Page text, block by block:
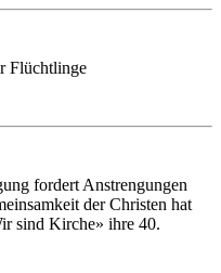
Flüchtlinge
fordert Anstrengungen
der Christen hat
sind Kirche» ihre 40.